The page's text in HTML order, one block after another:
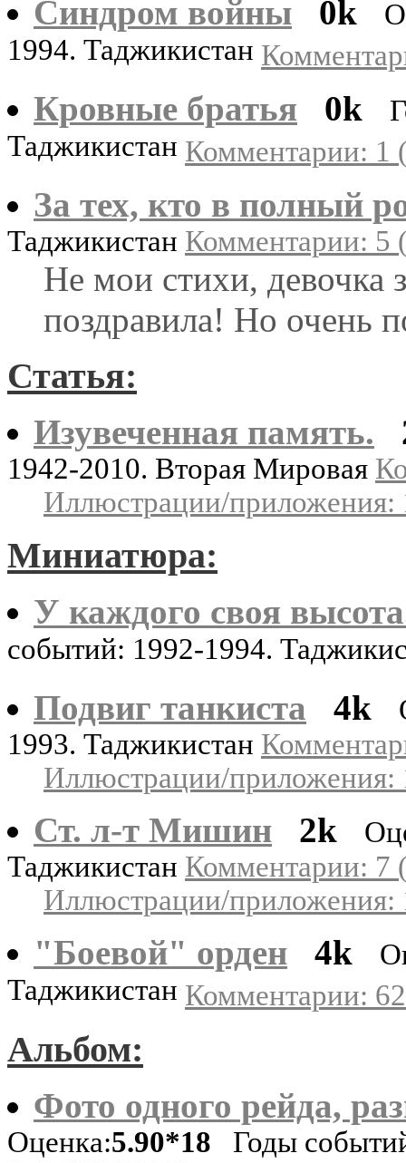
Синдром войны 0k
1994. Таджикистан
Кровные братья 0k
Таджикистан Комментарии: 1
За тех, кто в полный
Таджикистан Комментарии: 5
Не мои стихи, девочка
поздравила! Но очень
Статья:
Изувеченная память.
1942-2010. Вторая Мировая
Иллюстрации/приложения:
Миниатюра:
У каждого своя
событий: 1992-1994.
Подвиг танкиста
4k
1993. Таджикистан
Иллюстрации/приложения:
Ст. л-т Мишин 2k
Таджикистан Комментарии: 7
Иллюстрации/приложения:
"Боевой" орден 4k
Таджикистан Комментарии:
Альбом:
Фото одного рейда,
Оценка:5.90*18 Годы